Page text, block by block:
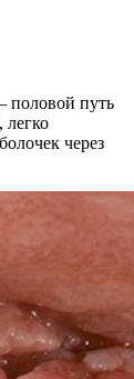
половой путь
легко
через